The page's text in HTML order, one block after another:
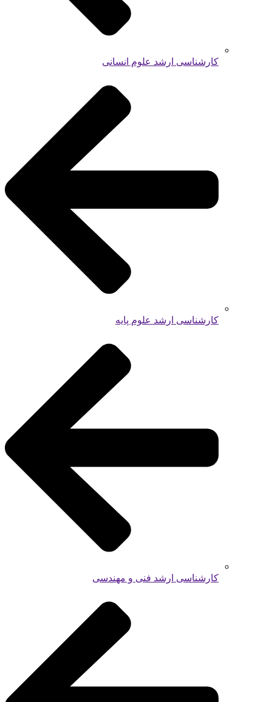
کارشناسی ارشد علوم انسانی
کارشناسی ارشد علوم پایه
کارشناسی ارشد فنی و مهندسی